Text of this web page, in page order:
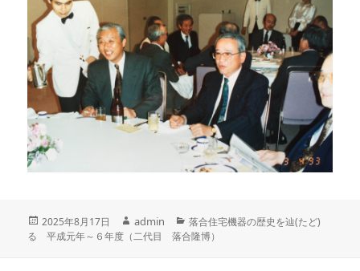
投
稿
2025年8月17日
作
成
admin
カ
テ
落合住宅機器の歴史を辿(たど)
る 平成元年～６年度（二代目 落合隆博）